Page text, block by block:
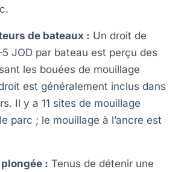
de bateaux : Un droit de
JOD par bateau est perçu des
les bouées de mouillage
est généralement inclus dans
Il y a 11 sites de mouillage
parc ; le mouillage à l’ancre est
: Tenus de détenir une